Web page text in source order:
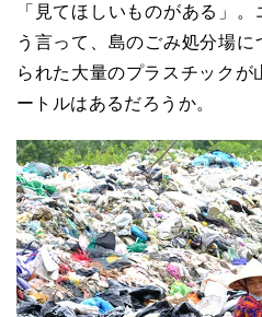
「見てほしいものがある」
う言って、島のごみ処分場
られた大量のプラスチックが
ートルはあるだろうか。